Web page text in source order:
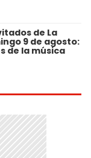
de La
9 de agosto:
de la música